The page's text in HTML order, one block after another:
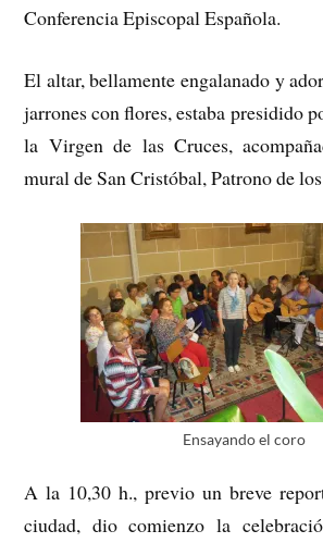
Conferencia Episcopal Española.
El altar, bellamente engalanado y
jarrones con flores, estaba presidido
la Virgen de las Cruces,
mural de San Cristóbal, Patrono de
Ensayando el coro
A la 10,30 h., previo un breve
ciudad, dio comienzo la